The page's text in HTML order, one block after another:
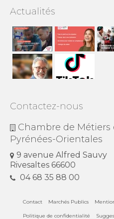
Actualités
Contactez-nous
Chambre de Métiers
Pyrénées-Orientales
9 avenue Alfred Sauvy
Rivesaltes 66600
04 68 35 88 00
Contact Marchés Publics
Politique de confidentialité